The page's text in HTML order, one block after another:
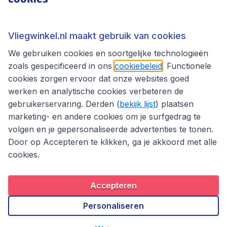
Thema's
Privacybeleid
Copyright © 2026
Vliegwinkel.nl maakt gebruik van cookies
We gebruiken cookies en soortgelijke technologieën
zoals gespecificeerd in ons cookiebeleid . Functionele
cookies zorgen ervoor dat onze websites goed
werken en analytische cookies verbeteren de
gebruikerservaring. Derden (bekijk lijst) plaatsen
marketing- en andere cookies om je surfgedrag te
volgen en je gepersonaliseerde advertenties te tonen.
Door op Accepteren te klikken, ga je akkoord met alle
cookies.
Accepteren
Personaliseren